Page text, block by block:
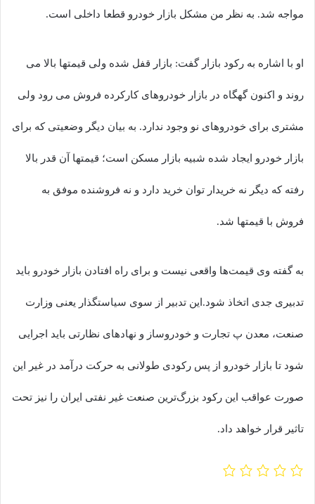
مواجه شد. به نظر من مشکل بازار خودرو قطعا داخلی است.
او با اشاره به رکود بازار گفت: بازار قفل شده ولی قیمتها بالا می
روند و اکنون گهگاه در بازار خودروهای کارکرده فروش می رود ولی
مشتری برای خودروهای نو وجود ندارد. به بیان دیگر وضعیتی که برای
بازار خودرو ایجاد شده شبیه بازار مسکن است؛ قیمتها آن قدر بالا
رفته که دیگر نه خریدار توان خرید دارد و نه فروشنده موفق به
فروش با قیمتها شد.
به گفته وی قیمت‌ها واقعی نیست و برای راه افتادن بازار خودرو باید
تدبیری جدی اتخاذ شود.این تدبیر از سوی سیاستگذار یعنی وزارت
صنعت، معدن پ تجارت و خودروساز و نهادهای نظارتی باید اجرایی
شود تا بازار خودرو از پس رکودی طولانی به حرکت درآمد در غیر این
صورت عواقب این رکود بزرگ‌ترین صنعت غیر نفتی ایران را نیز تحت
تاثیر قرار خواهد داد.